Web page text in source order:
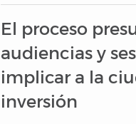
El proceso
audiencias y
implicar a la
inversión